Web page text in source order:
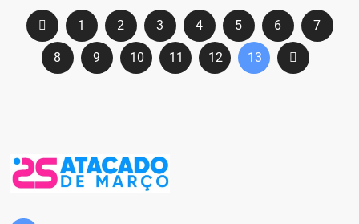
1 2 3 4 5 6 7
8 9 10 11 12 13